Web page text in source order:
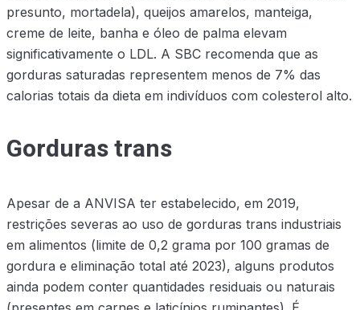
presunto, mortadela), queijos amarelos, manteiga,
creme de leite, banha e óleo de palma elevam
significativamente o LDL. A SBC recomenda que as
gorduras saturadas representem menos de 7% das
calorias totais da dieta em indivíduos com colesterol alto.
Gorduras trans
Apesar de a ANVISA ter estabelecido, em 2019,
restrições severas ao uso de gorduras trans industriais
em alimentos (limite de 0,2 grama por 100 gramas de
gordura e eliminação total até 2023), alguns produtos
ainda podem conter quantidades residuais ou naturais